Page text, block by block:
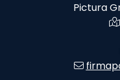
Pictura